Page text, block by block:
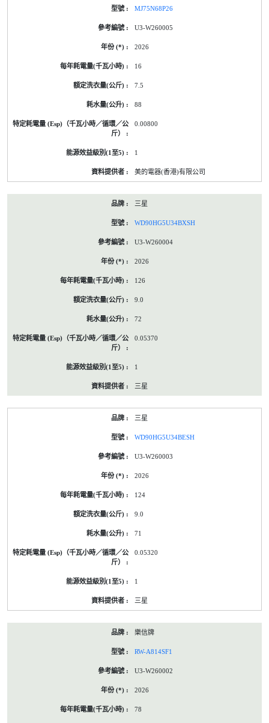
MJ75N68P26
U3-W260005
2026
16
7.5
88
0.00800
1
美的電器(香港)有限公司
三星
WD90HG5U34BXSH
U3-W260004
2026
126
9.0
72
0.05370
1
三星
三星
WD90HG5U34BESH
U3-W260003
2026
124
9.0
71
0.05320
1
三星
樂信牌
RW-A814SF1
U3-W260002
2026
78